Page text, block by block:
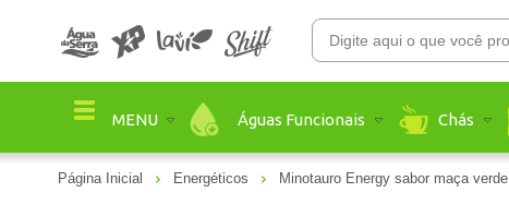
MENU Águas Funcionais Chás
Página Inicial Energéticos Minotauro Energy sabor maça verde